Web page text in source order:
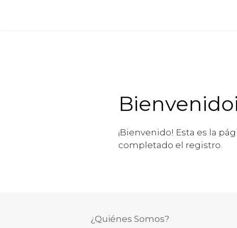
Bienvenidoi
¡Bienvenido! Esta es la
completado el registro.
¿Quiénes Somos?